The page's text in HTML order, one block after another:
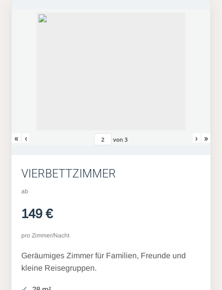
« ‹ von3 › »
VIERBETTZIMMER
ab
149 €
pro Zimmer/Nacht
Geräumiges Zimmer für Familien, Freunde und
kleine Reisegruppen.